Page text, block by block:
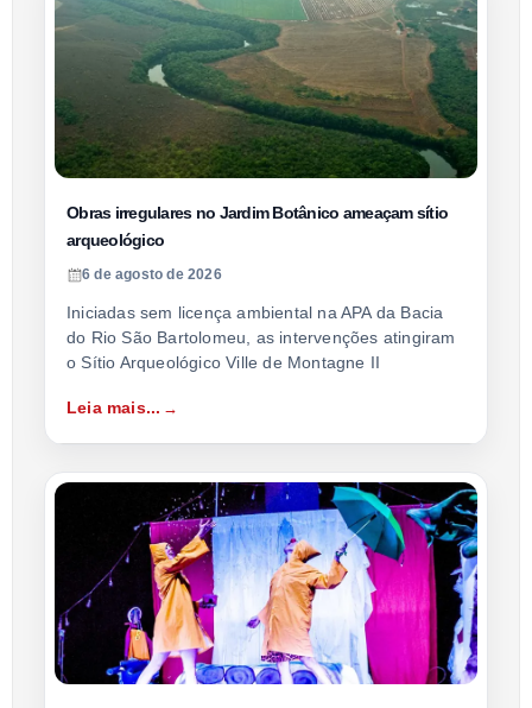
Obras irregulares no Jardim Botânico ameaçam sítio
arqueológico
6 de agosto de 2026
Iniciadas sem licença ambiental na APA da Bacia
do Rio São Bartolomeu, as intervenções atingiram
o Sítio Arqueológico Ville de Montagne II
Leia mais...